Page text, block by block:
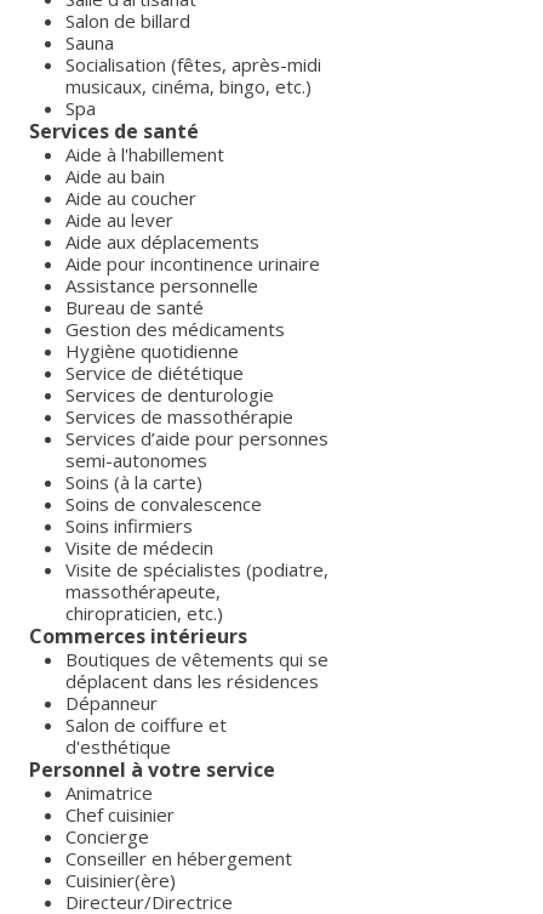
Salon de billard
Sauna
Socialisation (fêtes, après-midi
musicaux, cinéma, bingo, etc.)
Spa
Services de santé
Aide à l'habillement
Aide au bain
Aide au coucher
Aide au lever
Aide aux déplacements
Aide pour incontinence urinaire
Assistance personnelle
Bureau de santé
Gestion des médicaments
Hygiène quotidienne
Service de diététique
Services de denturologie
Services de massothérapie
Services d’aide pour personnes
semi-autonomes
Soins (à la carte)
Soins de convalescence
Soins infirmiers
Visite de médecin
Visite de spécialistes (podiatre,
massothérapeute,
chiropraticien, etc.)
Commerces intérieurs
Boutiques de vêtements qui se
déplacent dans les résidences
Dépanneur
Salon de coiffure et
d'esthétique
Personnel à votre service
Animatrice
Chef cuisinier
Concierge
Conseiller en hébergement
Cuisinier(ère)
Directeur/Directrice